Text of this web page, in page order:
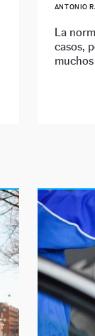
ANTONIO
La
casos,